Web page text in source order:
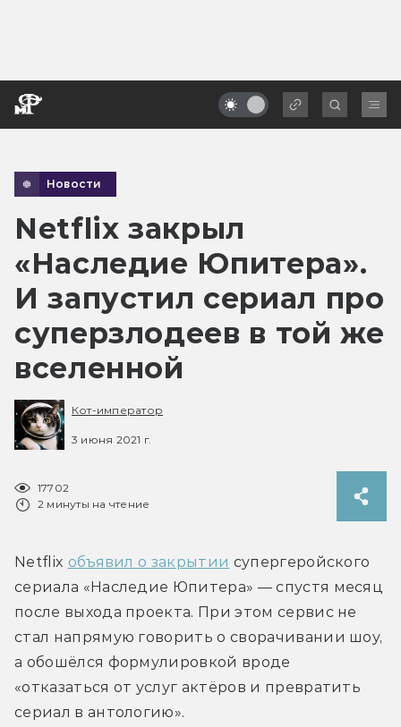
Новости
Netflix закрыл
«Наследие Юпитера».
И запустил сериал про
суперзлодеев в той же
вселенной
Кот-император
3 июня 2021 г.
17702
2 минуты на чтение
Netflix объявил о закрытии супергеройского
сериала «Наследие Юпитера» — спустя месяц
после выхода проекта. При этом сервис не
стал напрямую говорить о сворачивании шоу,
а обошёлся формулировкой вроде
«отказаться от услуг актёров и превратить
сериал в антологию».